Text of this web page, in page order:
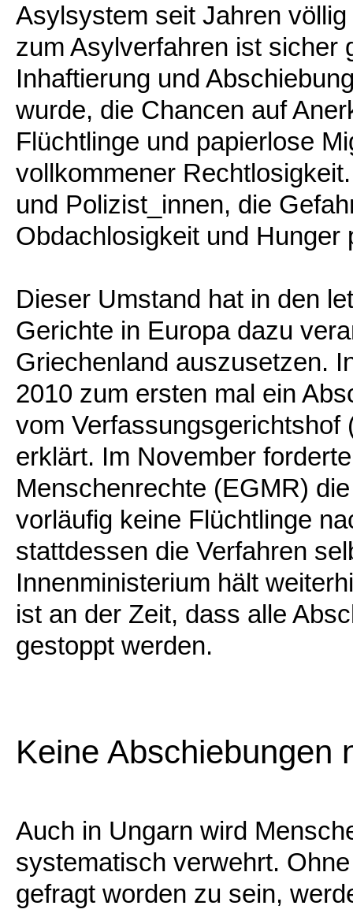
Asylsystem seit Jahren
zum Asylverfahren ist sicher
Inhaftierung und
wurde, die Chancen auf
Flüchtlinge und papierlose
vollkommener
und Polizist_innen, die
Obdachlosigkeit und Hunger
Dieser Umstand hat in den
Gerichte in Europa dazu
Griechenland auszusetzen.
2010 zum ersten mal ein
vom
erklärt. Im November
Menschenrechte (EGMR)
vorläufig keine Flüchtlinge
stattdessen die Verfahren
Innenministerium hält
ist an der Zeit, dass alle
gestoppt werden.
Keine Abschiebungen
Auch in Ungarn wird
systematisch verwehrt.
gefragt worden zu sein,